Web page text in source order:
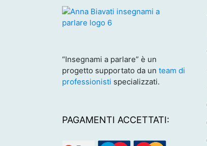
“Insegnami a parlare” è un
progetto supportato da un team di
professionisti specializzati.
PAGAMENTI ACCETTATI: